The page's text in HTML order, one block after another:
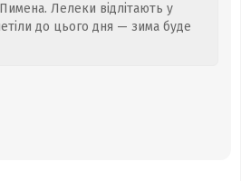
Лелеки відлітають у
до цього дня — зима буде